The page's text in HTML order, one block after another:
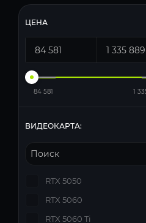
ЦЕНА
84 581 1
ВИДЕОКАРТА:
RTX 5050
RTX 5060
RTX 5060 Ti